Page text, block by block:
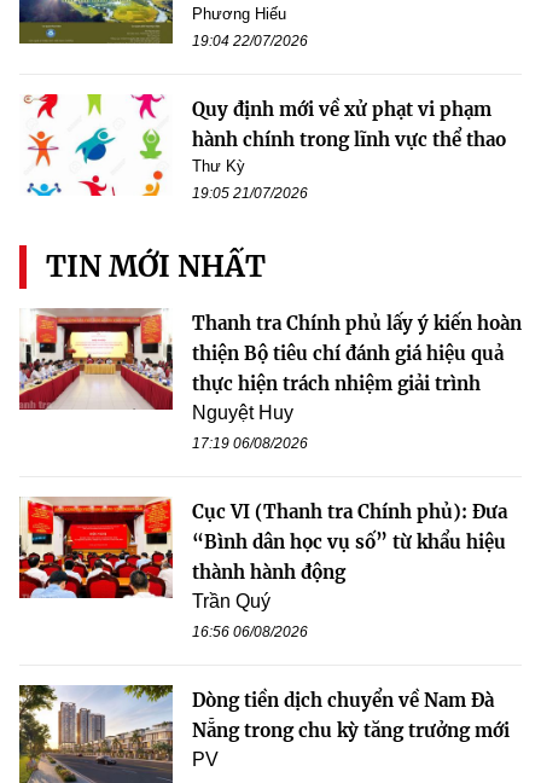
Phương Hiếu
19:04 22/07/2026
Quy định mới về xử phạt vi phạm
hành chính trong lĩnh vực thể thao
Thư Kỳ
19:05 21/07/2026
TIN MỚI NHẤT
Thanh tra Chính phủ lấy ý kiến hoàn
thiện Bộ tiêu chí đánh giá hiệu quả
thực hiện trách nhiệm giải trình
Nguyệt Huy
17:19 06/08/2026
Cục VI (Thanh tra Chính phủ): Đưa
“Bình dân học vụ số” từ khẩu hiệu
thành hành động
Trần Quý
16:56 06/08/2026
Dòng tiền dịch chuyển về Nam Đà
Nẵng trong chu kỳ tăng trưởng mới
PV